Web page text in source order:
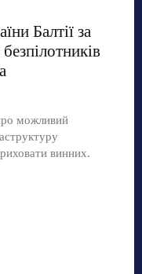
Балтії за
можливий
винних.